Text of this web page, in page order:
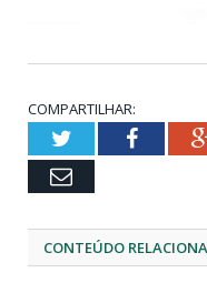
COMPARTILHAR:
Twitter
Email
CONTEÚDO